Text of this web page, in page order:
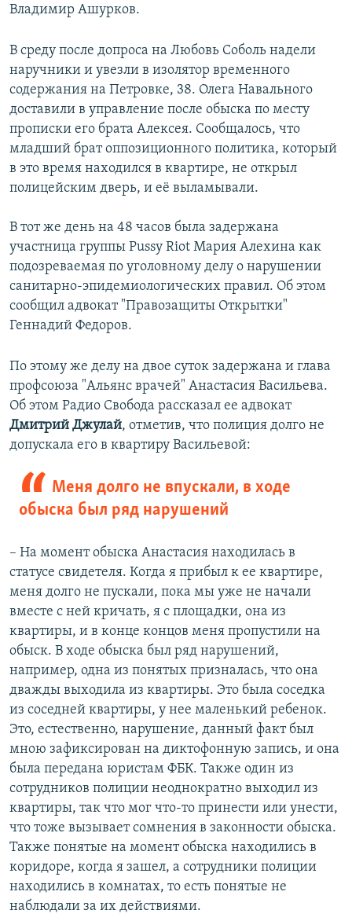
Владимир Ашурков.
В среду после допроса на Любовь Соболь надели
наручники и увезли в изолятор временного
содержания на Петровке, 38. Олега Навального
доставили в управление после обыска по месту
прописки его брата Алексея. Сообщалось, что
младший брат оппозиционного политика, который
в это время находился в квартире, не открыл
полицейским дверь, и её выламывали.
В тот же день на 48 часов была задержана
участница группы Pussy Riot Мария Алехина как
подозреваемая по уголовному делу о нарушении
санитарно-эпидемиологических правил. Об этом
сообщил адвокат "Правозащиты Открытки"
Геннадий Федоров.
По этому же делу на двое суток задержана и глава
профсоюза "Альянс врачей" Анастасия Васильева.
Об этом Радио Свобода рассказал ее адвокат
Дмитрий Джулай, отметив, что полиция долго не
допускала его в квартиру Васильевой:
Меня долго не впускали, в ходе
обыска был ряд нарушений
– На момент обыска Анастасия находилась в
статусе свидетеля. Когда я прибыл к ее квартире,
меня долго не пускали, пока мы уже не начали
вместе с ней кричать, я с площадки, она из
квартиры, и в конце концов меня пропустили на
обыск. В ходе обыска был ряд нарушений,
например, одна из понятых призналась, что она
дважды выходила из квартиры. Это была соседка
из соседней квартиры, у нее маленький ребенок.
Это, естественно, нарушение, данный факт был
мною зафиксирован на диктофонную запись, и она
была передана юристам ФБК. Также один из
сотрудников полиции неоднократно выходил из
квартиры, так что мог что-то принести или унести,
что тоже вызывает сомнения в законности обыска.
Также понятые на момент обыска находились в
коридоре, когда я зашел, а сотрудники полиции
находились в комнатах, то есть понятые не
наблюдали за их действиями.